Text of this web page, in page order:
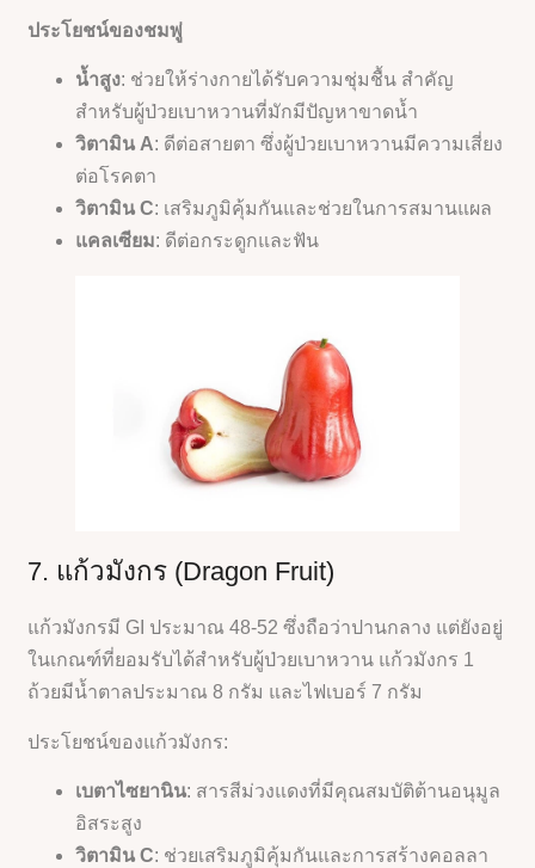
ประโยชน์ของชมพู่
น้ำสูง: ช่วยให้ร่างกายได้รับความชุ่มชื้น สำคัญ
สำหรับผู้ป่วยเบาหวานที่มักมีปัญหาขาดน้ำ
วิตามิน A: ดีต่อสายตา ซึ่งผู้ป่วยเบาหวานมีความเสี่ยง
ต่อโรคตา
วิตามิน C: เสริมภูมิคุ้มกันและช่วยในการสมานแผล
แคลเซียม: ดีต่อกระดูกและฟัน
7. แก้วมังกร (Dragon Fruit)
แก้วมังกรมี GI ประมาณ 48-52 ซึ่งถือว่าปานกลาง แต่ยังอยู่
ในเกณฑ์ที่ยอมรับได้สำหรับผู้ป่วยเบาหวาน แก้วมังกร 1
ถ้วยมีน้ำตาลประมาณ 8 กรัม และไฟเบอร์ 7 กรัม
ประโยชน์ของแก้วมังกร:
เบตาไซยานิน: สารสีม่วงแดงที่มีคุณสมบัติต้านอนุมูล
อิสระสูง
วิตามิน C: ช่วยเสริมภูมิคุ้มกันและการสร้างคอลลา